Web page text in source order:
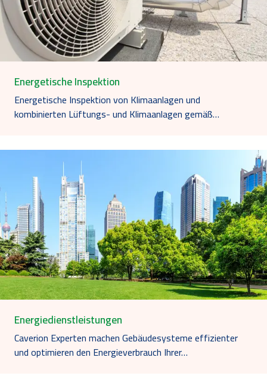
Energetische Inspektion
Energetische Inspektion von Klimaanlagen und
kombinierten Lüftungs- und Klimaanlagen gemäß…
Energiedienstleistungen
Caverion Experten machen Gebäudesysteme effizienter
und optimieren den Energieverbrauch Ihrer…